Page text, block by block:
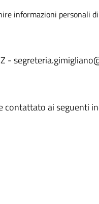
informazioni personali
-
contattato ai seguenti